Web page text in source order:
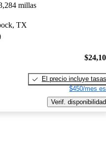
millas
TX
El precio incluye tasas
$450/mes
Verif. disponibilidad